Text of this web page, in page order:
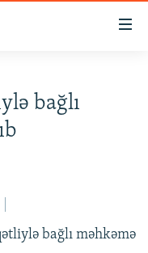
bağlı
bağlı məhkəmə